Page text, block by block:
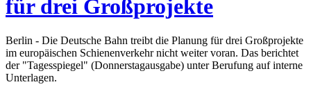
für drei Großprojekte
Berlin - Die Deutsche Bahn treibt die Planung für drei Großprojekte
im europäischen Schienenverkehr nicht weiter voran. Das berichtet
der "Tagesspiegel" (Donnerstagausgabe) unter Berufung auf interne
Unterlagen.